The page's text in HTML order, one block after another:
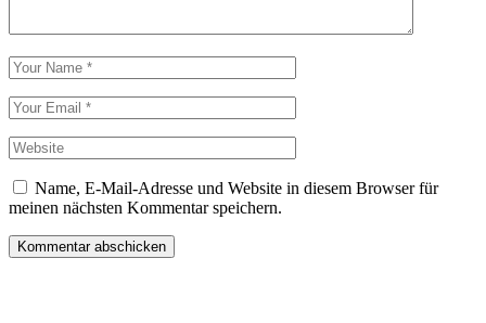
Name, E-Mail-Adresse und Website in diesem Browser für
meinen nächsten Kommentar speichern.
Kommentar abschicken